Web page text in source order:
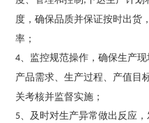
度 ，确保品质并保证按时出货
率；
4 、监控规范操作，确保生产
产品需求、生产过程、产值目
关考核并监督实施；
5 、及时对生产异常做出反应